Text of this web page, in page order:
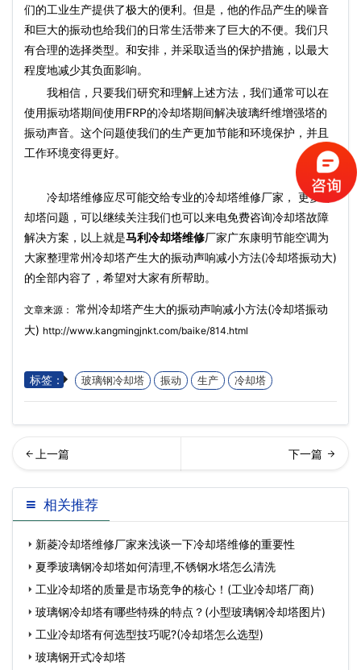
们的工业生产提供了极大的便利。但是，他的作品产生的噪音
和巨大的振动也给我们的日常生活带来了巨大的不便。我们只
有合理的选择类型。和安排，并采取适当的保护措施，以最大
程度地减少其负面影响。
我相信，只要我们研究和理解上述方法，我们通常可以在
使用振动塔期间使用FRP的冷却塔期间解决玻璃纤维增​​强塔的
振动声音。这个问题使我们的生产更加节能和环境保护，并且
工作环境变得更好。
冷却塔维修应尽可能交给专业的冷却塔维修厂家， 更多冷
却塔问题，可以继续关注我们也可以来电免费咨询冷却塔故障
解决方案，以上就是马利冷却塔维修厂家广东康明节能空调为
大家整理常州冷却塔产生大的振动声响减小方法(冷却塔振动大)
的全部内容了，希望对大家有所帮助。
文章来源： 常州冷却塔产生大的振动声响减小方法(冷却塔振动
大) http://www.kangmingjnkt.com/baike/814.html
标签： 玻璃钢冷却塔 振动 生产 冷却塔
却塔厂家如何解决玻璃钢冷
却塔的噪音及振荡问…
析横流式冷却塔水温度升高
的原因(中温逆流式方
相关推荐
新菱冷却塔维修厂家来浅谈一下冷却塔维修的重要性
夏季玻璃钢冷却塔如何清理,不锈钢水塔怎么清洗
工业冷却塔的质量是市场竞争的核心！(工业冷却塔厂商)
玻璃钢冷却塔有哪些特殊的特点？(小型玻璃钢冷却塔图片)
工业冷却塔有何选型技巧呢?(冷却塔怎么选型)
玻璃钢开式冷却塔